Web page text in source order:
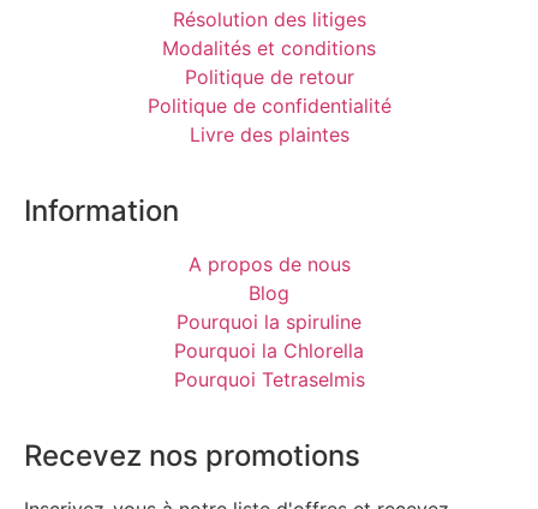
Résolution des litiges
Modalités et conditions
Politique de retour
Politique de confidentialité
Livre des plaintes
Information
A propos de nous
Blog
Pourquoi la spiruline
Pourquoi la Chlorella
Pourquoi Tetraselmis
Recevez nos promotions